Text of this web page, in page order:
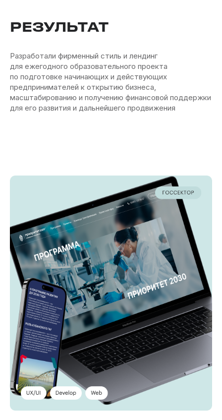
РЕЗУЛЬТАТ
Разработали фирменный стиль и лендинг
для ежегодного образовательного проекта
по подготовке начинающих и действующих
предпринимателей к открытию бизнеса,
масштабированию и получению финансовой поддержки
для его развития и дальнейшего продвижения